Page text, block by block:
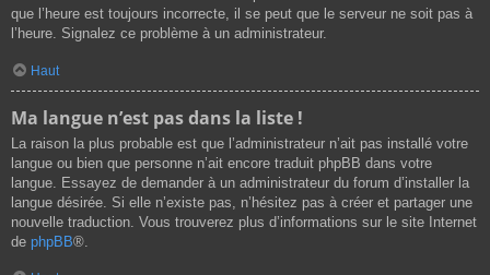
que l’heure est toujours incorrecte, il se peut que le serveur ne soit pas à
l’heure. Signalez ce problème à un administrateur.
Haut
Ma langue n’est pas dans la liste !
La raison la plus probable est que l’administrateur n’ait pas installé votre
langue ou bien que personne n’ait encore traduit phpBB dans votre
langue. Essayez de demander à un administrateur du forum d’installer la
langue désirée. Si elle n’existe pas, n’hésitez pas à créer et partager une
nouvelle traduction. Vous trouverez plus d’informations sur le site Internet
de phpBB®.